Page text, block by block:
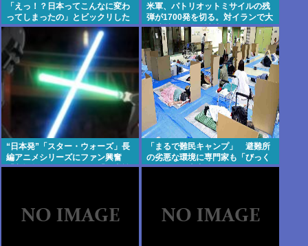
「えっ！？日本ってこんなに変わ
ってしまったの」とビックリした
こと
米軍、パトリオットミサイルの残
弾が1700発を切る。対イランで大
量消耗した分を補填するのに2年
以上かかる模様。
“日本発”「スター・ウォーズ」長
編アニメシリーズにファン興奮
「劇場版にして欲しい」「艦隊戦
「まるで難民キャンプ」 避難所
の劣悪な環境に専門家も「びっく
りした」 車中泊にもリスクが